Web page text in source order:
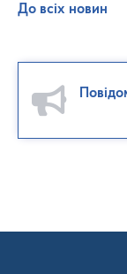
До всіх новин